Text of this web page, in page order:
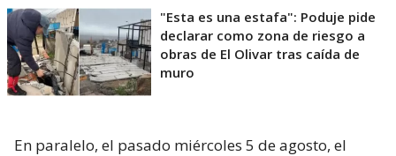
"Esta es una estafa": Poduje pide
declarar como zona de riesgo a
obras de El Olivar tras caída de
muro
En paralelo, el pasado miércoles 5 de agosto, el